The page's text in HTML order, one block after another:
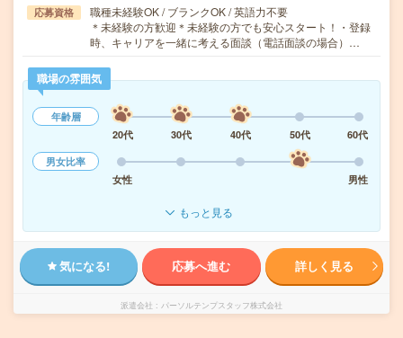
応募資格
職種未経験OK / ブランクOK / 英語力不要
＊未経験の方歓迎＊未経験の方でも安心スタート！・登録
時、キャリアを一緒に考える面談（電話面談の場合）…
職場の雰囲気
年齢層
20代
30代 40代 50代
60代
男女比率
女性
男性
もっと見る
気になる! 応募へ進む 詳しく見る
派遣会社 パーソルテンプスタッフ株式会社